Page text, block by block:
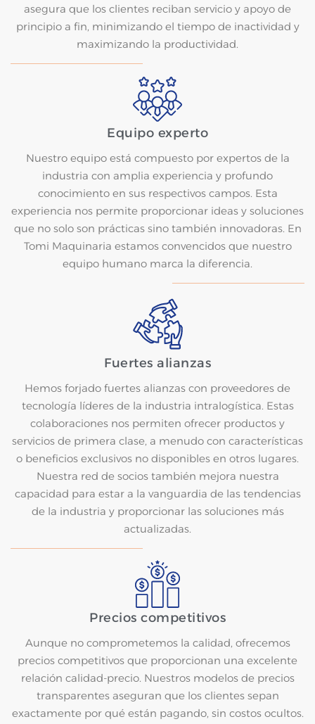
asegura que los clientes reciban servicio y apoyo de
principio a fin, minimizando el tiempo de inactividad y
maximizando la productividad.
Equipo experto
Nuestro equipo está compuesto por expertos de la
industria con amplia experiencia y profundo
conocimiento en sus respectivos campos. Esta
experiencia nos permite proporcionar ideas y soluciones
que no solo son prácticas sino también innovadoras. En
Tomi Maquinaria estamos convencidos que nuestro
equipo humano marca la diferencia.
Fuertes alianzas
Hemos forjado fuertes alianzas con proveedores de
tecnología líderes de la industria intralogística. Estas
colaboraciones nos permiten ofrecer productos y
servicios de primera clase, a menudo con características
o beneficios exclusivos no disponibles en otros lugares.
Nuestra red de socios también mejora nuestra
capacidad para estar a la vanguardia de las tendencias
de la industria y proporcionar las soluciones más
actualizadas.
Precios competitivos
Aunque no comprometemos la calidad, ofrecemos
precios competitivos que proporcionan una excelente
relación calidad-precio. Nuestros modelos de precios
transparentes aseguran que los clientes sepan
exactamente por qué están pagando, sin costos ocultos.